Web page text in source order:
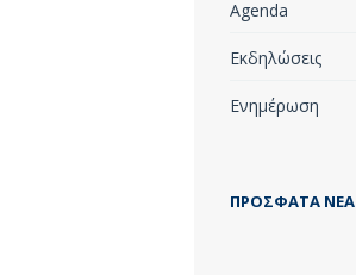
Agenda
Εκδηλώσεις
Ενημέρωση
ΠΡΌΣΦΑΤΑ ΝΈΑ